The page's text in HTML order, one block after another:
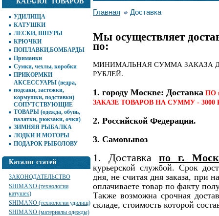
УДИЛИЩА
КАТУШКИ
ЛЕСКИ, ШНУРЫ
КРЮЧКИ
ПОПЛАВКИ,БОМБАРДЫ
Приманки
Сумки, чехлы, коробки
ПРИКОРМКИ
АКСЕССУАРЫ (ведра,
подсаки, застежки,
кормушки, подставки)
СОПУТСТВУЮЩИЕ
ТОВАРЫ (одежда, обувь,
палатки, рюкзаки, очки)
ЗИМНЯЯ РЫБАЛКА
ЛОДКИ И МОТОРЫ
ПОДАРОК РЫБОЛОВУ
Каталог статей
ЗАКОНОДАТЕЛЬСТВО
SHIMANO (технологии
катушек)
SHIMANO (технологии удилищ)
SHIMANO (материалы одежды)
Главная Доставка
Мы осуществляет
по:
МИНИМАЛЬНАЯ СУММА ЗАКАЗА
РУБЛЕЙ.
1. городу Москве: Доставка ПО
ЗАКАЗЕ ТОВАРОВ НА СУММУ - 3000
2. Российской Федерации.
3. Самовывоз
1. Доставка по г.
курьерской службой. Срок
дня, не считая дня заказа, при
оплачиваете товар по факту
Также возможна срочная
складе, стоимость которой